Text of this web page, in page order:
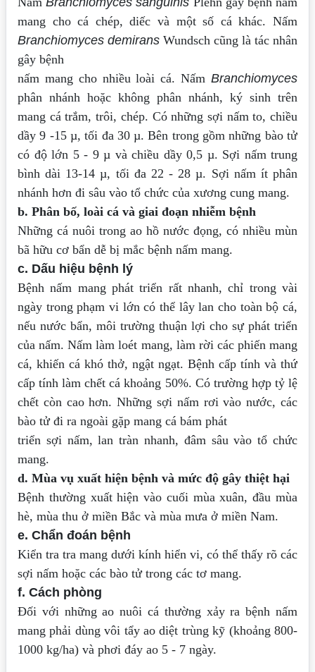
mang cho cá chép, diếc và một số cá khác. Nấm
Branchiomyces demirans Wundsch cũng là tác nhân
gây bệnh
nấm mang cho nhiều loài cá.NấmBranchiomyces
phân nhánh hoặc không phân nhánh, ký sinh trên
mang cá trắm, trôi, chép. Có những sợi nấm to, chiều
dầy 9 -15 µ, tối đa 30 µ. Bên trong gồm những bào tử
có độ lớn 5 - 9 µ và chiều dầy 0,5 µ. Sợi nấm trung
bình dài 13-14µ, tối đa 22 - 28 µ. Sợi nấm ít phân
nhánh hơn đi sâu vào tổ chức của xương cung mang.
b. Phân bố, loài cá và giai đoạn nhiễm bệnh
Những cá nuôi trong ao hồ nước đọng, có nhiều mùn
bã hữu cơ bẩn dễ bị mắc bệnh nấm mang.
c. Dấu hiệu bệnh lý
Bệnh nấm mang phát triển rất nhanh, chỉ trong vài
ngày trong phạm vi lớn có thể lây lan cho toàn bộ cá,
nếu nước bẩn, môi trường thuận lợi cho sự phát triển
củanấm. Nấm làm loét mang, làm rời các phiến mang
cá, khiến cá khó thở, ngật ngạt. Bệnh cấp tính và thứ
cấp tính làm chết cá khoảng 50%. Có trường hợp tỷ lệ
chết còn cao hơn.Những sợi nấm rơi vào nước, các
bào tử đi ra ngoài gặp mang cá bám phát
triển sợi nấm, lan tràn nhanh, đâm sâu vào tổ chức
mang.
d. Mùa vụ xuất hiện bệnh và mức độ gây thiệt hại
Bệnh thường xuất hiện vào cuối mùa xuân, đầu mùa
hè, mùa thu ở miền Bắc và mùa mưa ở miền Nam.
e. Chẩn đoán bệnh
Kiển tra tra mang dưới kính hiển vi, có thể thấy rõ các
sợi nấm hoặc các bào tử trong các tơ mang.
f. Cách phòng
Đối với những ao nuôi cá thường xảy ra bệnh nấm
mang phải dùng vôi tẩy aodiệt trùng kỹ (khoảng 800-
1000 kg/ha) và phơi đáy ao 5 - 7 ngày.